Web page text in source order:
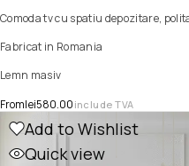
Comoda tv cu spatiu depozitare,
Fabricat in Romania
Lemn masiv
Fromlei580.00 include TVA
Add to Wishlist
Quick view